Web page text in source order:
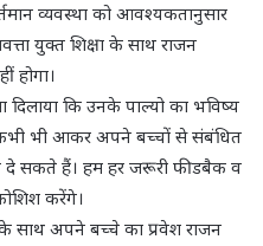
व्यवस्था को आवश्यकतानुसार
युक्त शिक्षा के साथ राजन
होगा।
दिलाया कि उनके पाल्यो का भविष्य
कभी भी आकर अपने बच्चों से संबंधित
सकते हैं। हम हर जरूरी फीडबैक व
करेंगे।
साथ अपने बच्चे का प्रवेश राजन